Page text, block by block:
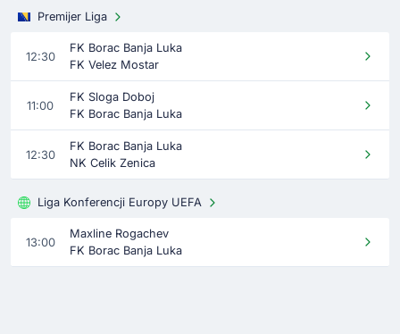
Premijer Liga
12:30
FK Borac Banja Luka
FK Velez Mostar
11:00
FK Sloga Doboj
FK Borac Banja Luka
12:30
FK Borac Banja Luka
NK Celik Zenica
Liga Konferencji Europy UEFA
13:00
Maxline Rogachev
FK Borac Banja Luka